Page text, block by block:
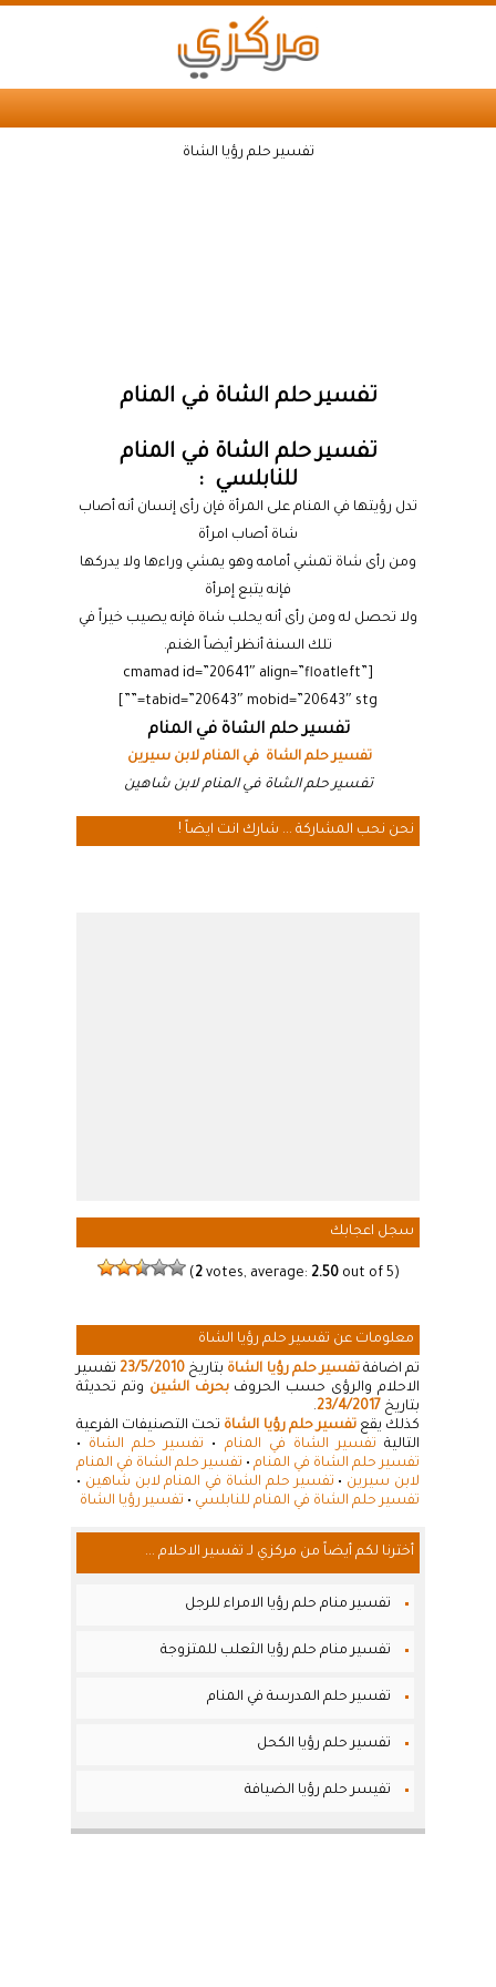
تفسير حلم رؤيا الشاة
تفسير حلم الشاة في المنام
تفسير حلم الشاة في المنام
للنابلسي :
تدل رؤيتها في المنام على المرأة فإن رأى إنسان أنه أصاب
شاة أصاب امرأة
ومن رأى شاة تمشي أمامه وهو يمشي وراءها ولا يدركها
فإنه يتبع إمرأة
ولا تحصل له ومن رأى أنه يحلب شاة فإنه يصيب خيراً في
تلك السنة أنظر أيضاً الغنم.
[cmamad id=”20641″ align=”floatleft”
tabid=”20643″ mobid=”20643″ stg=””]
تفسير حلم الشاة في المنام
تفسير حلم الشاة في المنام لابن سيرين
تفسير حلم الشاة في المنام لابن شاهين
نحن نحب المشاركة ... شارك انت ايضاً !
سجل اعجابك
(2votes, average: 2.50out of 5)
معلومات عن تفسير حلم رؤيا الشاة
تم اضافةتفسير حلم رؤيا الشاة بتاريخ 23/5/2010تفسير
الاحلام والرؤى حسب الحروفبحرف الشين وتم تحديثة
بتاريخ 23/4/2017
.
كذلك يقعتفسير حلم رؤيا الشاة تحت التصنيفات الفرعية
التالية تفسير الشاة في المنام • تفسير حلم الشاة •
تفسير حلم الشاة في المنام • تفسير حلم الشاة في المنام
لابن سيرين • تفسير حلم الشاة في المنام لابن شاهين •
تفسير حلم الشاة في المنام للنابلسي • تفسير رؤيا الشاة
أخترنا لكم أيضاً من مركزي لـ تفسير الاحلام ...
تفسير منام حلم رؤيا الامراء للرجل
تفسير منام حلم رؤيا الثعلب للمتزوجة
تفسير حلم المدرسة في المنام
تفسير حلم رؤيا الكحل
تفيسر حلم رؤيا الضيافة